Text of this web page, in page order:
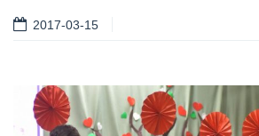
2017-03-15